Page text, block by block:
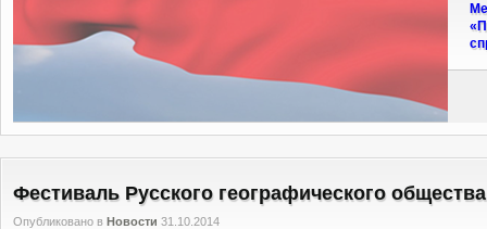
Фестиваль Русского географического общества
Опубликовано в Новости 31.10.2014